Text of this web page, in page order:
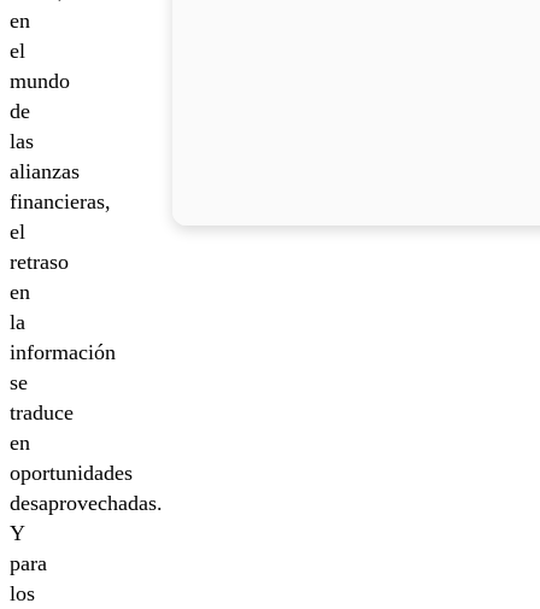
en
el
mundo
de
las
alianzas
financieras,
el
retraso
en
la
información
se
traduce
en
oportunidades
desaprovechadas.
Y
para
los